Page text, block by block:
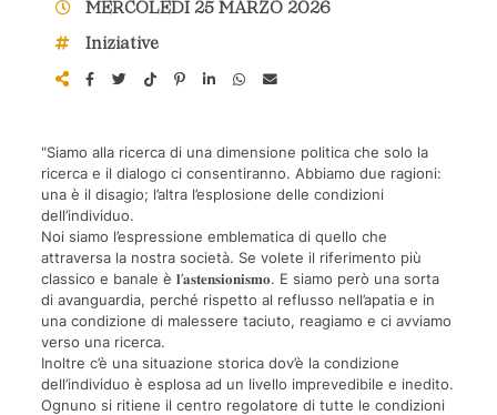
MERCOLEDÌ 25 MARZO 2026
Iniziative
"Siamo alla ricerca di una dimensione politica che solo la
ricerca e il dialogo ci consentiranno. Abbiamo due ragioni:
una è il disagio; l’altra l’esplosione delle condizioni
dell’individuo.
Noi siamo l’espressione emblematica di quello che
attraversa la nostra società. Se volete il riferimento più
classico e banale è 𝐥’𝐚𝐬𝐭𝐞𝐧𝐬𝐢𝐨𝐧𝐢𝐬𝐦𝐨. E siamo però una sorta
di avanguardia, perché rispetto al reflusso nell’apatia e in
una condizione di malessere taciuto, reagiamo e ci avviamo
verso una ricerca.
Inoltre c’è una situazione storica dov’è la condizione
dell’individuo è esplosa ad un livello imprevedibile e inedito.
Ognuno si ritiene il centro regolatore di tutte le condizioni